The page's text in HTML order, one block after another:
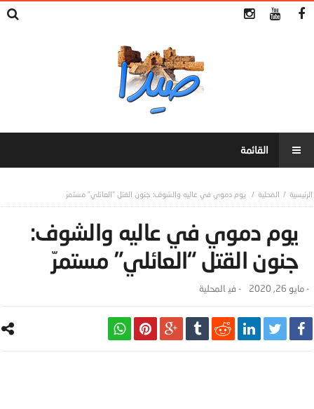
المحلية يوم دموي في عاليه والشوف: جنون القتل “العائلي” مستمرّ
يوم دموي في عاليه والشوف:
جنون القتل “العائلي” مستمرّ
-مايو 26, 2020 - ‎في المحلية